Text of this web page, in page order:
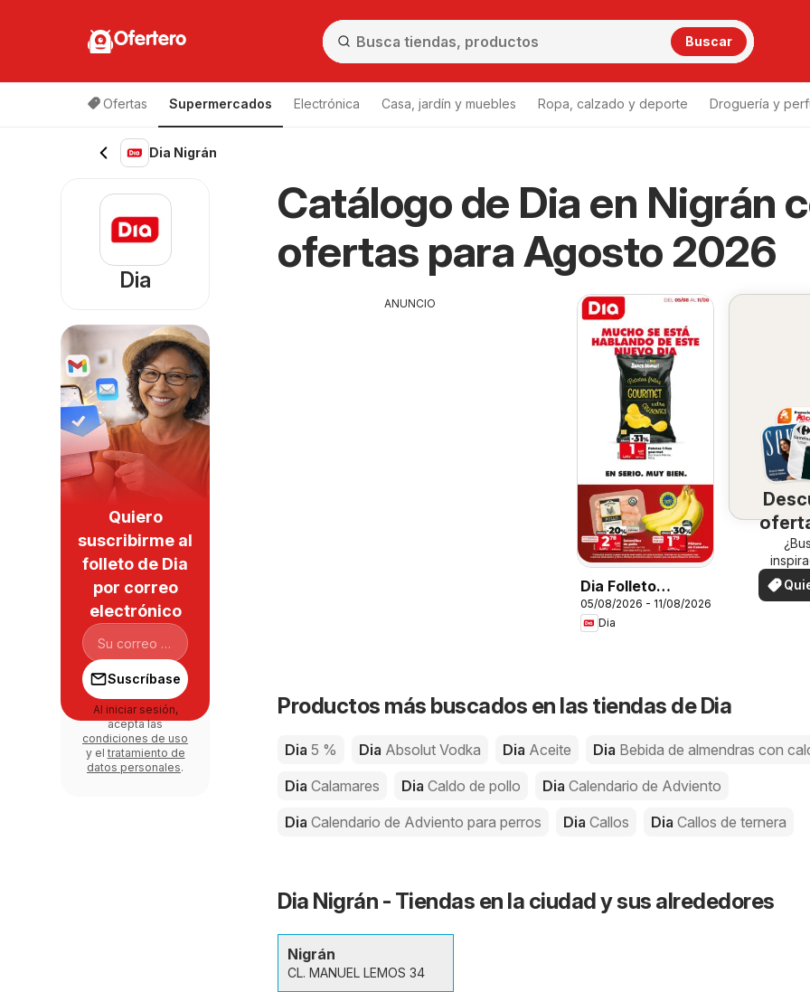
Ofertero Buscar
Ofertas Supermercados Electrónica Casa, jardín y muebles Ropa, calzado y deporte Droguería y
Dia Nigrán
Catálogo de Dia en Nigrán
ofertas para Agosto 2026
ANUNCIO
Dia Folleto
Market
05/08/2026 - 11/08/2026
Dia
su
¡Vea
en su
ver
Productos más buscados en las tiendas de Dia
Dia 5 % Dia Absolut Vodka Dia Aceite Dia Bebida de almendras con
Dia Calamares Dia Caldo de pollo Dia Calendario de Adviento
Dia Calendario de Adviento para perros Dia Callos Dia Callos de ternera
Dia Nigrán - Tiendas en la ciudad y sus alrededores
Nigrán
CL. MANUEL LEMOS 34
Dia
Quiero
suscribirme al
folleto de Dia
por correo
electrónico
Suscríbase
Al iniciar sesión,
acepta las
condiciones de uso
y el tratamiento de
datos personales.